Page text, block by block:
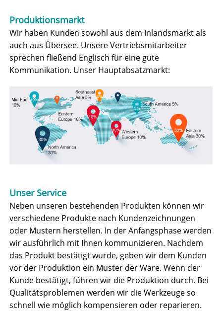
Produktionsmarkt
Wir haben Kunden sowohl aus dem Inlandsmarkt als
auch aus Übersee. Unsere Vertriebsmitarbeiter
sprechen fließend Englisch für eine gute
Kommunikation. Unser Hauptabsatzmarkt:
Unser Service
Neben unseren bestehenden Produkten können wir
verschiedene Produkte nach Kundenzeichnungen
oder Mustern herstellen. In der Anfangsphase werden
wir ausführlich mit Ihnen kommunizieren. Nachdem
das Produkt bestätigt wurde, geben wir dem Kunden
vor der Produktion ein Muster der Ware. Wenn der
Kunde bestätigt, führen wir die Produktion durch. Bei
Qualitätsproblemen werden wir die Werkzeuge so
schnell wie möglich kompensieren oder reparieren.